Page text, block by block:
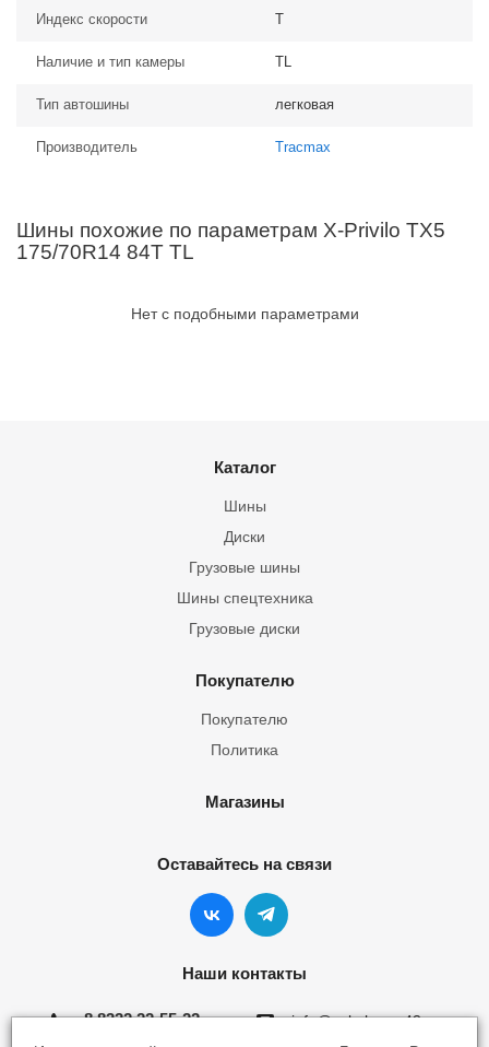
Индекс скорости T
Наличие и тип камеры TL
Тип автошины легковая
Производитель Tracmax
Шины похожие по параметрам X-Privilo TX5
175/70R14 84T TL
Нет с подобными параметрами
Каталог
Шины
Грузовые шины
Шины спецтехника
Диски
Грузовые диски
Покупателю
Покупателю
Политика
Магазины
Оставайтесь на связи
Наши контакты
8 8332 22-55-22
info@yokohama43.ru